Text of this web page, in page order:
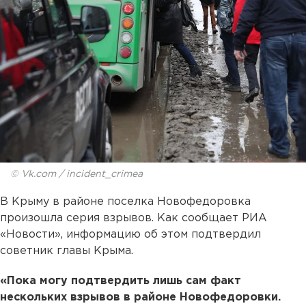
© Vk.com / incident_crimea
В Крыму в районе поселка Новофедоровка
произошла серия взрывов. Как сообщает РИА
«Новости», информацию об этом подтвердил
советник главы Крыма.
«Пока могу подтвердить лишь сам факт
нескольких взрывов в районе Новофедоровки.